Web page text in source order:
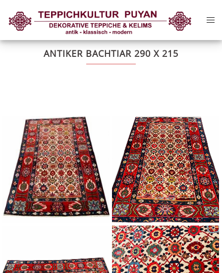
Inhalt
springen
ANTIKER BACHTIAR 290 X 215